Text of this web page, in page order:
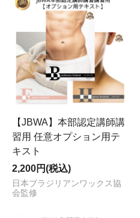
【JBWA】本部認定講師講
習用 任意オプション用テ
キスト
2,200円(税込)
日本ブラジリアンワックス協
会監修